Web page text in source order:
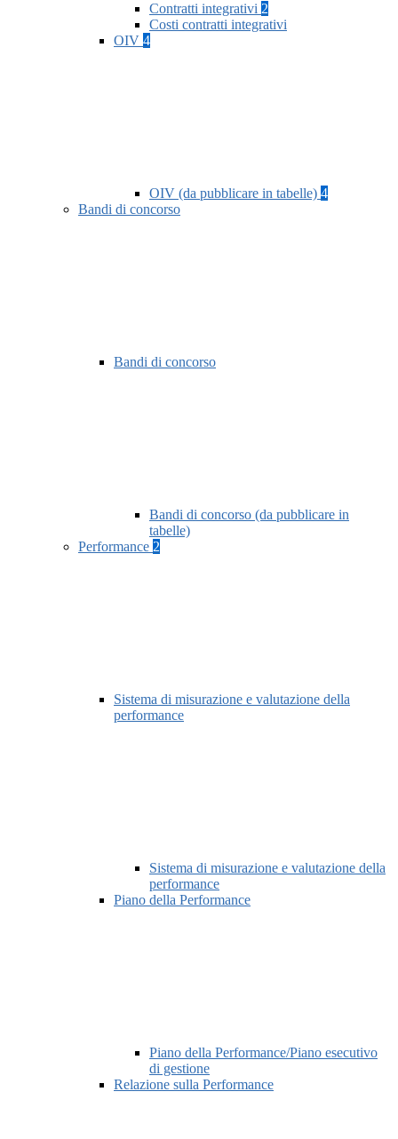
Contratti integrativi 2
Costi contratti integrativi
OIV 4
OIV (da pubblicare in tabelle) 4
Bandi di concorso
Bandi di concorso
Bandi di concorso (da pubblicare in
tabelle)
Performance 2
Sistema di misurazione e valutazione della
performance
Sistema di misurazione e valutazione della
performance
Piano della Performance
Piano della Performance/Piano esecutivo
di gestione
Relazione sulla Performance